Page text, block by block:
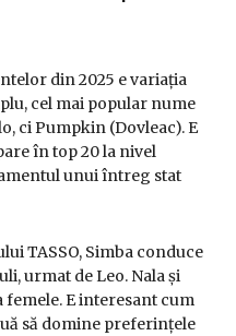
din 2025 e variația
cel mai popular nume
ci Pumpkin (Dovleac). E
în top 20 la nivel
unui întreg stat
TASSO, Simba conduce
urmat de Leo. Nala și
femele. E interesant cum
să domine preferințele